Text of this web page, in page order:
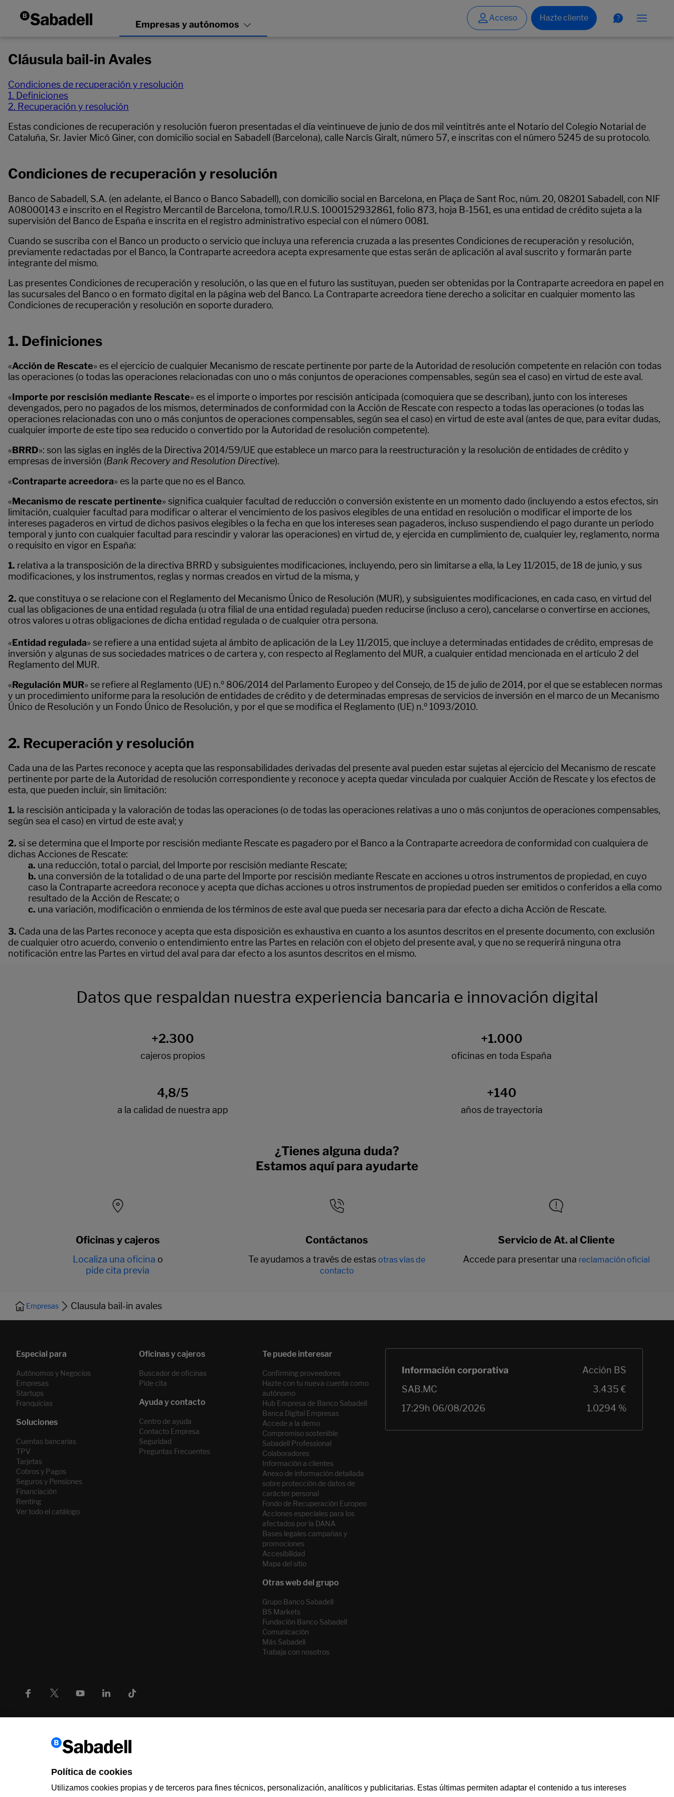
Cláusula bail-in Avales
Condiciones de recuperación y resolución
1. Definiciones
2. Recuperación y resolución
Estas condiciones de recuperación y resolución fueron presentadas el día veintinueve de junio de dos mil veintitrés ante el Notario del Colegio Notarial de
Cataluña, Sr. Javier Micó Giner, con domicilio social en Sabadell (Barcelona), calle Narcís Giralt, número 57, e inscritas con el número 5245 de su protocolo.
Condiciones de recuperación y resolución
Banco de Sabadell, S.A. (en adelante, el Banco o Banco Sabadell), con domicilio social en Barcelona, en Plaça de Sant Roc, núm. 20, 08201 Sabadell, con NIF
A08000143 e inscrito en el Registro Mercantil de Barcelona, tomo/I.R.U.S. 1000152932861, folio 873, hoja B-1561, es una entidad de crédito sujeta a la
supervisión del Banco de España e inscrita en el registro administrativo especial con el número 0081.
Cuando se suscriba con el Banco un producto o servicio que incluya una referencia cruzada a las presentes Condiciones de recuperación y resolución,
previamente redactadas por el Banco, la Contraparte acreedora acepta expresamente que estas serán de aplicación al aval suscrito y formarán parte
integrante del mismo.
Las presentes Condiciones de recuperación y resolución, o las que en el futuro las sustituyan, pueden ser obtenidas por la Contraparte acreedora en papel en
las sucursales del Banco o en formato digital en la página web del Banco. La Contraparte acreedora tiene derecho a solicitar en cualquier momento las
Condiciones de recuperación y resolución en soporte duradero.
1. Definiciones
«Acción de Rescate» es el ejercicio de cualquier Mecanismo de rescate pertinente por parte de la Autoridad de resolución competente en relación con todas
las operaciones (o todas las operaciones relacionadas con uno o más conjuntos de operaciones compensables, según sea el caso) en virtud de este aval.
«Importe por rescisión mediante Rescate» es el importe o importes por rescisión anticipada (comoquiera que se describan), junto con los intereses
devengados, pero no pagados de los mismos, determinados de conformidad con la Acción de Rescate con respecto a todas las operaciones (o todas las
operaciones relacionadas con uno o más conjuntos de operaciones compensables, según sea el caso) en virtud de este aval (antes de que, para evitar dudas,
cualquier importe de este tipo sea reducido o convertido por la Autoridad de resolución competente).
«BRRD»: son las siglas en inglés de la Directiva 2014/59/UE que establece un marco para la reestructuración y la resolución de entidades de crédito y
empresas de inversión (Bank Recovery and Resolution Directive).
«Contraparte acreedora» es la parte que no es el Banco.
«Mecanismo de rescate pertinente» significa cualquier facultad de reducción o conversión existente en un momento dado (incluyendo a estos efectos, sin
limitación, cualquier facultad para modificar o alterar el vencimiento de los pasivos elegibles de una entidad en resolución o modificar el importe de los
intereses pagaderos en virtud de dichos pasivos elegibles o la fecha en que los intereses sean pagaderos, incluso suspendiendo el pago durante un período
temporal y junto con cualquier facultad para rescindir y valorar las operaciones) en virtud de, y ejercida en cumplimiento de, cualquier ley, reglamento, norma
o requisito en vigor en España:
1. relativa a la transposición de la directiva BRRD y subsiguientes modificaciones, incluyendo, pero sin limitarse a ella, la Ley 11/2015, de 18 de junio, y sus
modificaciones, y los instrumentos, reglas y normas creados en virtud de la misma, y
2. que constituya o se relacione con el Reglamento del Mecanismo Único de Resolución (MUR), y subsiguientes modificaciones, en cada caso, en virtud del
cual las obligaciones de una entidad regulada (u otra filial de una entidad regulada) pueden reducirse (incluso a cero), cancelarse o convertirse en acciones,
otros valores u otras obligaciones de dicha entidad regulada o de cualquier otra persona.
«Entidad regulada» se refiere a una entidad sujeta al ámbito de aplicación de la Ley 11/2015, que incluye a determinadas entidades de crédito, empresas de
inversión y algunas de sus sociedades matrices o de cartera y, con respecto al Reglamento del MUR, a cualquier entidad mencionada en el artículo 2 del
Reglamento del MUR.
«Regulación MUR» se refiere al Reglamento (UE) n.º 806/2014 del Parlamento Europeo y del Consejo, de 15 de julio de 2014, por el que se establecen normas
y un procedimiento uniforme para la resolución de entidades de crédito y de determinadas empresas de servicios de inversión en el marco de un Mecanismo
Único de Resolución y un Fondo Único de Resolución, y por el que se modifica el Reglamento (UE) n.º 1093/2010.
2. Recuperación y resolución
Cada una de las Partes reconoce y acepta que las responsabilidades derivadas del presente aval pueden estar sujetas al ejercicio del Mecanismo de rescate
pertinente por parte de la Autoridad de resolución correspondiente y reconoce y acepta quedar vinculada por cualquier Acción de Rescate y los efectos de
esta, que pueden incluir, sin limitación:
1. la rescisión anticipada y la valoración de todas las operaciones (o de todas las operaciones relativas a uno o más conjuntos de operaciones compensables,
según sea el caso) en virtud de este aval; y
2. si se determina que el Importe por rescisión mediante Rescate es pagadero por el Banco a la Contraparte acreedora de conformidad con cualquiera de
dichas Acciones de Rescate:
a. una reducción, total o parcial, del Importe por rescisión mediante Rescate;
b. una conversión de la totalidad o de una parte del Importe por rescisión mediante Rescate en acciones u otros instrumentos de propiedad, en cuyo
caso la Contraparte acreedora reconoce y acepta que dichas acciones u otros instrumentos de propiedad pueden ser emitidos o conferidos a ella como
resultado de la Acción de Rescate; o
c. una variación, modificación o enmienda de los términos de este aval que pueda ser necesaria para dar efecto a dicha Acción de Rescate.
3. Cada una de las Partes reconoce y acepta que esta disposición es exhaustiva en cuanto a los asuntos descritos en el presente documento, con exclusión
de cualquier otro acuerdo, convenio o entendimiento entre las Partes en relación con el objeto del presente aval, y que no se requerirá ninguna otra
notificación entre las Partes en virtud del aval para dar efecto a los asuntos descritos en el mismo.
Datos que respaldan nuestra experiencia bancaria e innovación digital
¿Tienes alguna duda?
Estamos aquí para ayudarte
Oficinas y cajeros
Localiza una oficina o
pide cita previa
Contáctanos
Te ayudamos a través de estasotras vías de
contacto
Servicio de At. al Cliente
Accede para presentar una reclamación oficial
Empresas Clausula bail-in avales
Autónomos y Negocios
Empresas
Startups
Franquicias
Cuentas bancarias
TPV
Tarjetas
Cobros y Pagos
Seguros y Pensiones
Financiación
Renting
Ver todo el catálogo
Buscador de oficinas
Pide cita
Centro de ayuda
Contacto Empresa
Seguridad
Preguntas Frecuentes
Confirming proveedores
Hazte con tu nueva cuenta como
autónomo
Hub Empresa de Banco Sabadell
Banca Digital Empresas
Accede a la demo
Compromiso sostenible
Sabadell Professional
Colaboradores
Información a clientes
Anexo de información detallada
sobre protección de datos de
carácter personal
Fondo de Recuperación Europeo
Acciones especiales para los
afectados por la DANA
Bases legales campañas y
promociones
Accesibilidad
Mapa del sitio
Grupo Banco Sabadell
BS Markets
Fundación Banco Sabadell
Comunicación
Más Sabadell
Trabaja con nosotros
Política de cookies
Utilizamos cookies propias y de terceros para fines técnicos, personalización, analíticos y publicitarias. Estas últimas permiten adaptar el contenido a tus intereses